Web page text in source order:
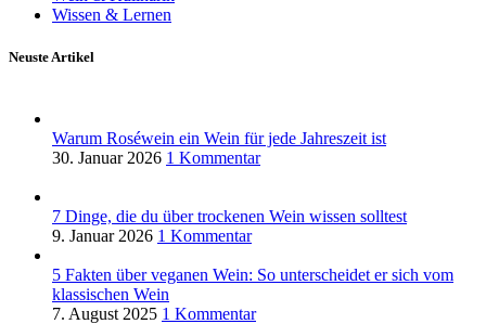
Wissen & Lernen
Neuste Artikel
Warum Roséwein ein Wein für jede Jahreszeit ist
30. Januar 2026 1 Kommentar
7 Dinge, die du über trockenen Wein wissen solltest
9. Januar 2026 1 Kommentar
5 Fakten über veganen Wein: So unterscheidet er sich vom
klassischen Wein
7. August 2025 1 Kommentar